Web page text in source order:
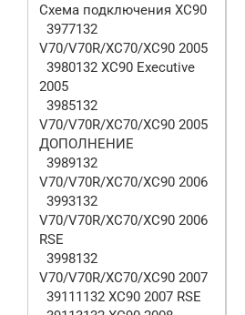
Схема подключения XC90
3977132
V70/V70R/XC70/XC90 2005
3980132 XC90 Executive
2005
3985132
V70/V70R/XC70/XC90 2005
ДОПОЛНЕНИЕ
3989132
V70/V70R/XC70/XC90 2006
3993132
V70/V70R/XC70/XC90 2006
RSE
3998132
V70/V70R/XC70/XC90 2007
39111132 XC90 2007 RSE